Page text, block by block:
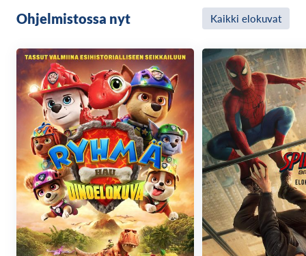
Ohjelmistossa nyt Kaikki elokuvat